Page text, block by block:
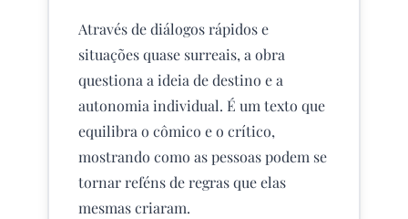
Através de diálogos rápidos e
situações quase surreais, a obra
questiona a ideia de destino e a
autonomia individual. É um texto que
equilibra o cômico e o crítico,
mostrando como as pessoas podem se
tornar reféns de regras que elas
mesmas criaram.